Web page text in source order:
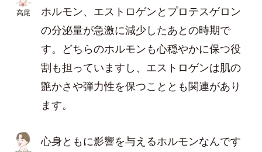
高尾
ホルモン、エストロゲンとプロテスゲロン
の分泌量が急激に減少したあとの時期で
す。どちらのホルモンも心穏やかに保つ役
割も担っていますし、エストロゲンは肌の
艶かさや弾力性を保つこととも関連があり
ます。
心身ともに影響を与えるホルモンなんです